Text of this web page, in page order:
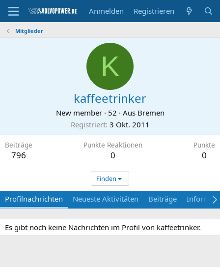
Anmelden Registrieren
Mitglieder
K
kaffeetrinker
New member · 52 · Aus Bremen
Registriert 3 Okt. 2011
Beiträge
796
Punkte Reaktionen
0
Punkte
0
Finden
Profilnachrichten Neueste Aktivitäten Beiträge
Es gibt noch keine Nachrichten im Profil von kaffeetrinker.